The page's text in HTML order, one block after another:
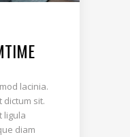
lacinia.
dictum sit.
ligula
diam